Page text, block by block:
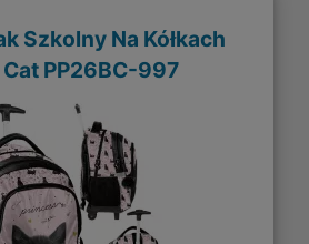
Szkolny Na Kółkach
PP26BC-997